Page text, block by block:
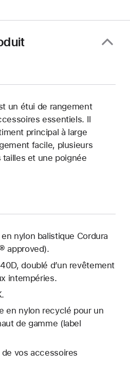
un étui de rangement
essentiels. Il
principal à large
facile, plusieurs
et une poignée
nylon balistique Cordura
approved).
doublé d’un revêtement
intempéries.
en nylon recyclé pour un
de gamme (label
vos accessoires